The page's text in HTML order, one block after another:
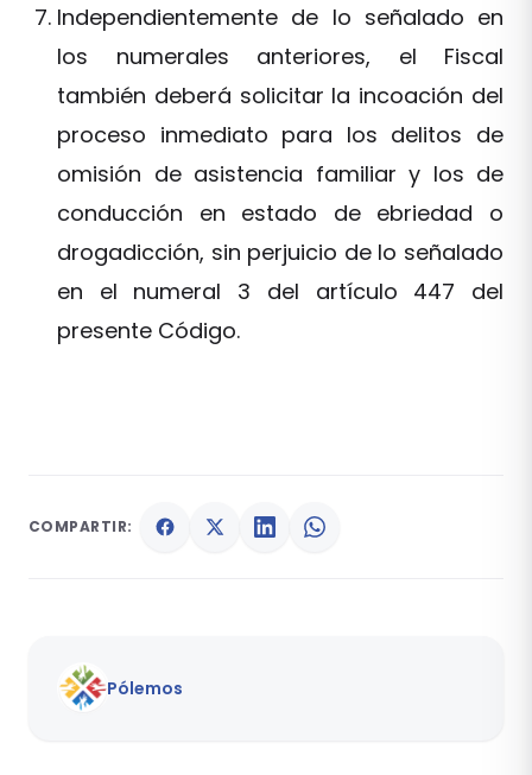
Independientemente de lo señalado en
los numerales anteriores, el Fiscal
también deberá solicitar la incoación del
proceso inmediato para los delitos de
omisión de asistencia familiar y los de
conducción en estado de ebriedad o
drogadicción, sin perjuicio de lo señalado
en el numeral 3 del artículo 447 del
presente Código.
COMPARTIR:
Pólemos